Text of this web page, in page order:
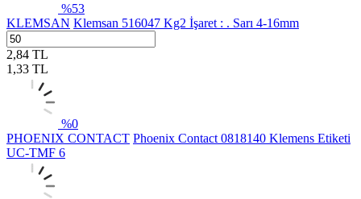
%53
KLEMSAN Klemsan 516047 Kg2 İşaret : . Sarı 4-16mm
2,84 TL
1,33 TL
%0
PHOENIX CONTACT Phoenix Contact 0818140 Klemens Etiketi
UC-TMF 6